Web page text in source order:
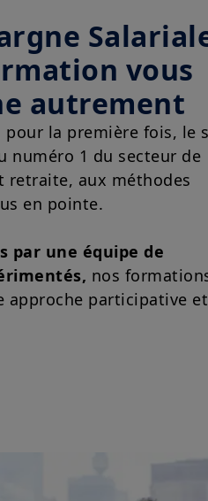
vous
autrement
la première fois, le
numéro 1 du secteur de
retraite, aux méthodes
en pointe.
par une équipe de
nos
approche participative et